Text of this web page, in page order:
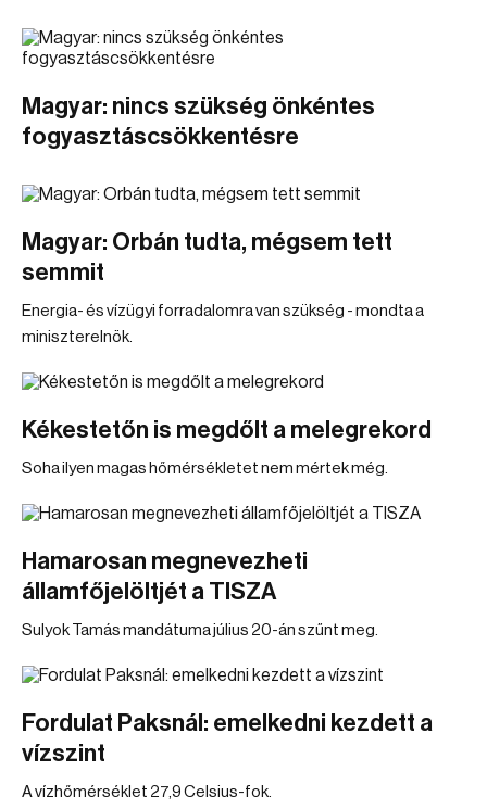
Magyar: nincs szükség önkéntes
fogyasztáscsökkentésre
Magyar: Orbán tudta, mégsem tett
semmit
Energia- és vízügyi forradalomra van szükség - mondta a
miniszterelnök.
Kékestetőn is megdőlt a melegrekord
Soha ilyen magas hőmérsékletet nem mértek még.
Hamarosan megnevezheti
államfőjelöltjét a TISZA
Sulyok Tamás mandátuma július 20-án szűnt meg.
Fordulat Paksnál: emelkedni kezdett a
vízszint
A vízhőmérséklet 27,9 Celsius-fok.